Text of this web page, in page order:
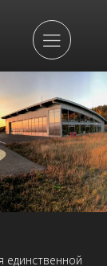
единственной